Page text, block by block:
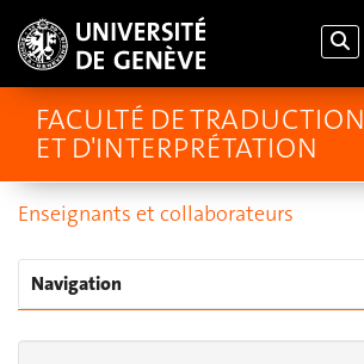
FACULTÉ DE TRADUCTION
ET D'INTERPRÉTATION
Enseignants et collaborateurs
Navigation